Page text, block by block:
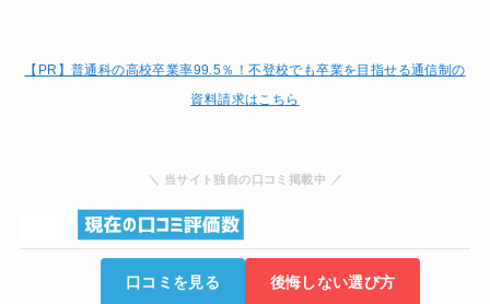
【PR】普通科の高校卒業率99.5％！不登校でも卒業を目指せる通信制の
資料請求はこちら
＼ 当サイト独自の口コミ掲載中 ／
口コミを見る 後悔しない選び方